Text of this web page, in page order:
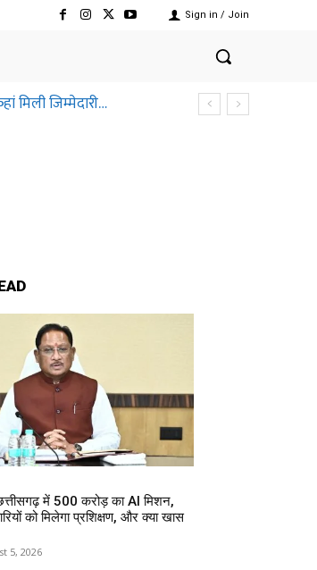
Sign in / Join
मिली जिम्मेदारी…
में 500 करोड़ का AI मिशन,
को मिलेगा प्रशिक्षण, और क्या खास
5, 2026